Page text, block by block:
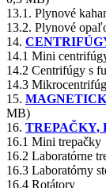
13.1. Plynové
13.2. Plynové
14.
14.1 Mini
14.2 Centrifúgy s
14.3
15.
MB)
16. TREPAČKY,
16.1 Mini trepačky
16.2 Laboratórne
16.3 Laboratórny
16.4 Rotátory